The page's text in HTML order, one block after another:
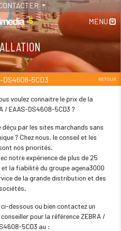
MENU
5CD3 RETOUR
voulez connaitre le prix de la
/ EAAS-DS4608-5CD3 ?
déçu par les sites marchands sans
? Chez nous, le conseil et les
nos priorités.
notre expérience de plus de 25
et la fiabilité du groupe agena3000
de la grande distribution et des
sociétés.
dessous ou bien contactez un
pour la référence ZEBRA /
5CD3 au :